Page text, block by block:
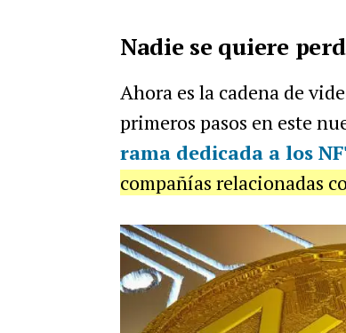
Nadie se quiere
Ahora es la cadena de
primeros pasos en este
rama dedicada a los
compañías relacionadas